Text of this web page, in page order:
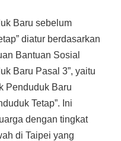
Baru sebelum
diatur berdasarkan
Bantuan Sosial
Baru Pasal 3”, yaitu
Penduduk Baru
Tetap”. Ini
dengan tingkat
di Taipei yang